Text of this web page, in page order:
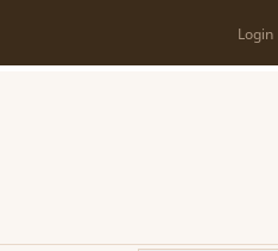
Login